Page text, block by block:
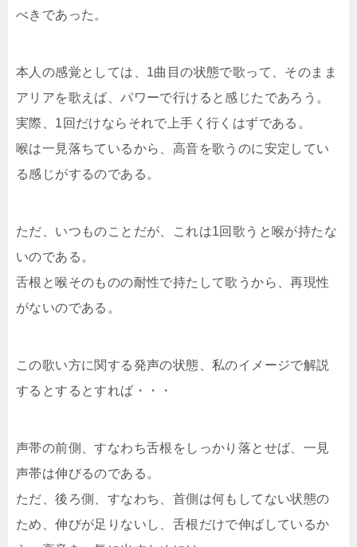
べきであった。
本人の感覚としては、1曲目の状態で歌って、そのまま
アリアを歌えば、パワーで行けると感じたであろう。
実際、1回だけならそれで上手く行くはずである。
喉は一見落ちているから、高音を歌うのに安定してい
る感じがするのである。
ただ、いつものことだが、これは1回歌うと喉が持たな
いのである。
舌根と喉そのものの耐性で持たして歌うから、再現性
がないのである。
この歌い方に関する発声の状態、私のイメージで解説
するとするとすれば・・・
声帯の前側、すなわち舌根をしっかり落とせば、一見
声帯は伸びるのである。
ただ、後ろ側、すなわち、首側は何もしてない状態の
ため、伸びが足りないし、舌根だけで伸ばしているか